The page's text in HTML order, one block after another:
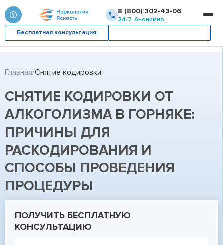
8 (800) 302-43-06
24/7. Анонимно.
Бесплатная консультация
Главная Снятие кодировки
СНЯТИЕ КОДИРОВКИ ОТ
АЛКОГОЛИЗМА В ГОРНЯКЕ:
ПРИЧИНЫ ДЛЯ
РАСКОДИРОВАНИЯ И
СПОСОБЫ ПРОВЕДЕНИЯ
ПРОЦЕДУРЫ
ПОЛУЧИТЬ БЕСПЛАТНУЮ
КОНСУЛЬТАЦИЮ